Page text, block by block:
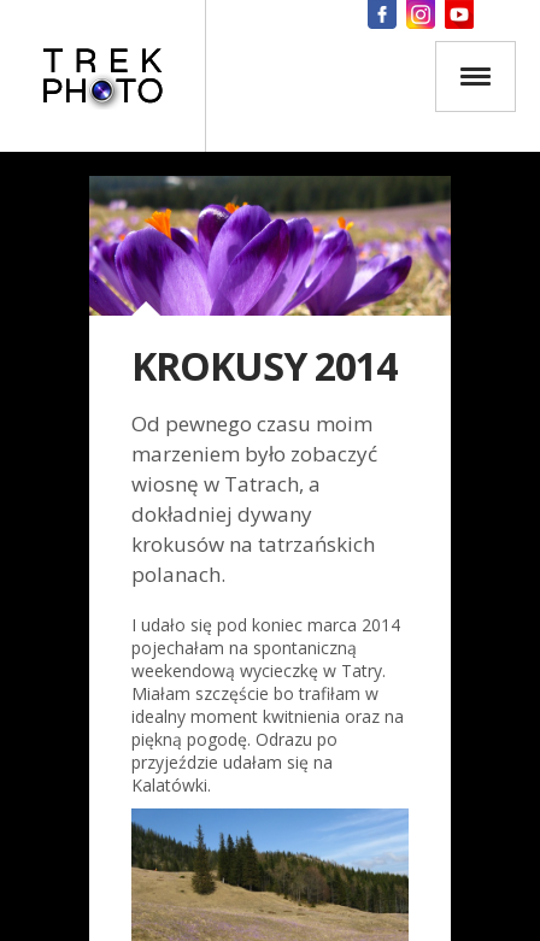
KROKUSY 2014
Od pewnego czasu moim
marzeniem było zobaczyć
wiosnę w Tatrach, a
dokładniej dywany
krokusów na tatrzańskich
polanach.
I udało się pod koniec marca 2014
pojechałam na spontaniczną
weekendową wycieczkę w Tatry.
Miałam szczęście bo trafiłam w
idealny moment kwitnienia oraz na
piękną pogodę. Odrazu po
przyjeździe udałam się na
Kalatówki.